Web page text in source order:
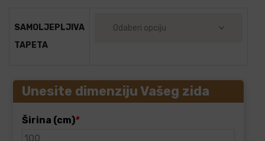
SAMOLJEPLJIVA
TAPETA
Unesite dimenziju Vašeg zida
Širina (cm)*